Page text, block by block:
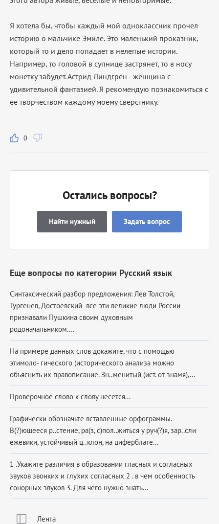
Лента
Я хотела бы, чтобы каждый мой одноклассник прочел
историю о мальчике Эмиле. Это маленький проказник,
который то и дело попадает в нелепые истории.
Например, то головой в супнице застрянет, то в носу
монетку забудет. Астрид Линдгрен - женщина с
удивительной фантазией. Я рекомендую познакомиться с
ее творчеством каждому моему сверстнику.
0
Остались вопросы?
Найти нужный Задать вопрос
Еще вопросы по категории Русский язык
Синтаксический разбор предложения: Лев Толстой,
Тургенев, Достоевский- все эти великие люди России
признавали Пушкина своим духовным
родоначальником....
На примере данных слов докажите, что с помощью
этимоло- гического (исторического анализа можно
объяснить их правописание. Зн..менитый (ист. от знамя),...
Проверочное слово к слову несется...
Графически обозначьте вставленные орфограммы.
В(?)ющееся р..стение, ра(з, с)пол..житься у руч(?)я, зар..сли
ежевики, устойчивый ц..клон, на циферблате...
1 .Укажите различия в образовании гласных и согласных
звуков звонких и глухих согласных 2 . в чем особенность
сонорных звуков 3. Для чего нужно знать...